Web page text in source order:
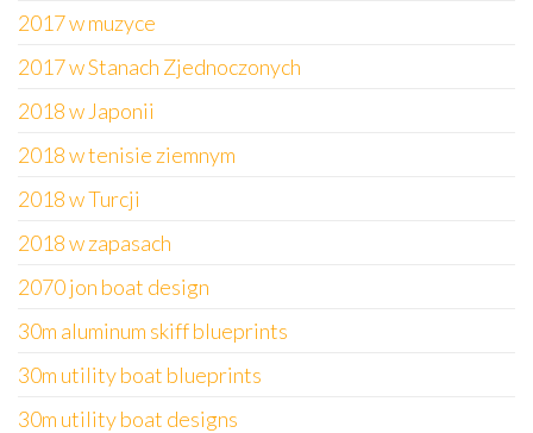
2017 w muzyce
2017 w Stanach Zjednoczonych
2018 w Japonii
2018 w tenisie ziemnym
2018 w Turcji
2018 w zapasach
2070 jon boat design
30m aluminum skiff blueprints
30m utility boat blueprints
30m utility boat designs